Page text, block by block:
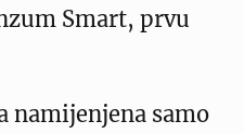
Smart, prvu
namijenjena samo